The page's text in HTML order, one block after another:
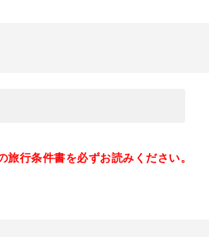
旅行条件書を必ずお読みください。